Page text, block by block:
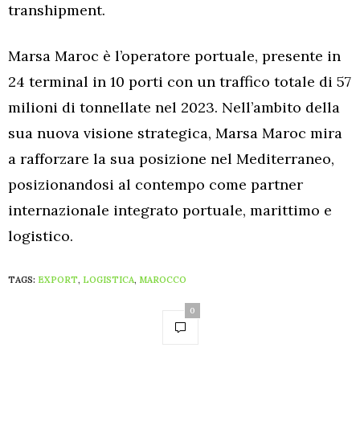
transhipment.
Marsa Maroc è l’operatore portuale, presente in
24 terminal in 10 porti con un traffico totale di 57
milioni di tonnellate nel 2023. Nell’ambito della
sua nuova visione strategica, Marsa Maroc mira
a rafforzare la sua posizione nel Mediterraneo,
posizionandosi al contempo come partner
internazionale integrato portuale, marittimo e
logistico.
TAGS: EXPORT, LOGISTICA, MAROCCO
0